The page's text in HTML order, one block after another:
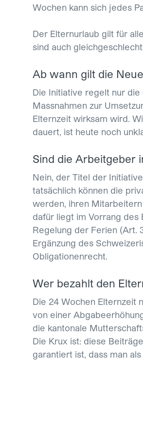
Wochen kann sich jedes
Der Elternurlaub gilt für
sind auch
Ab wann gilt die
Die Initiative regelt nur die
Massnahmen zur
Elternzeit wirksam wird.
dauert, ist heute noch
Sind die Arbeitgeber
Nein, der Titel der
tatsächlich können die
werden, ihren
dafür liegt im Vorrang des
Regelung der Ferien (Art.
Ergänzung des
Obligationenrecht.
Wer bezahlt den
Die 24 Wochen Elternzeit
von einer
die kantonale
Die Krux ist: diese
garantiert ist, dass man
artikel/elternzeit-in-genf